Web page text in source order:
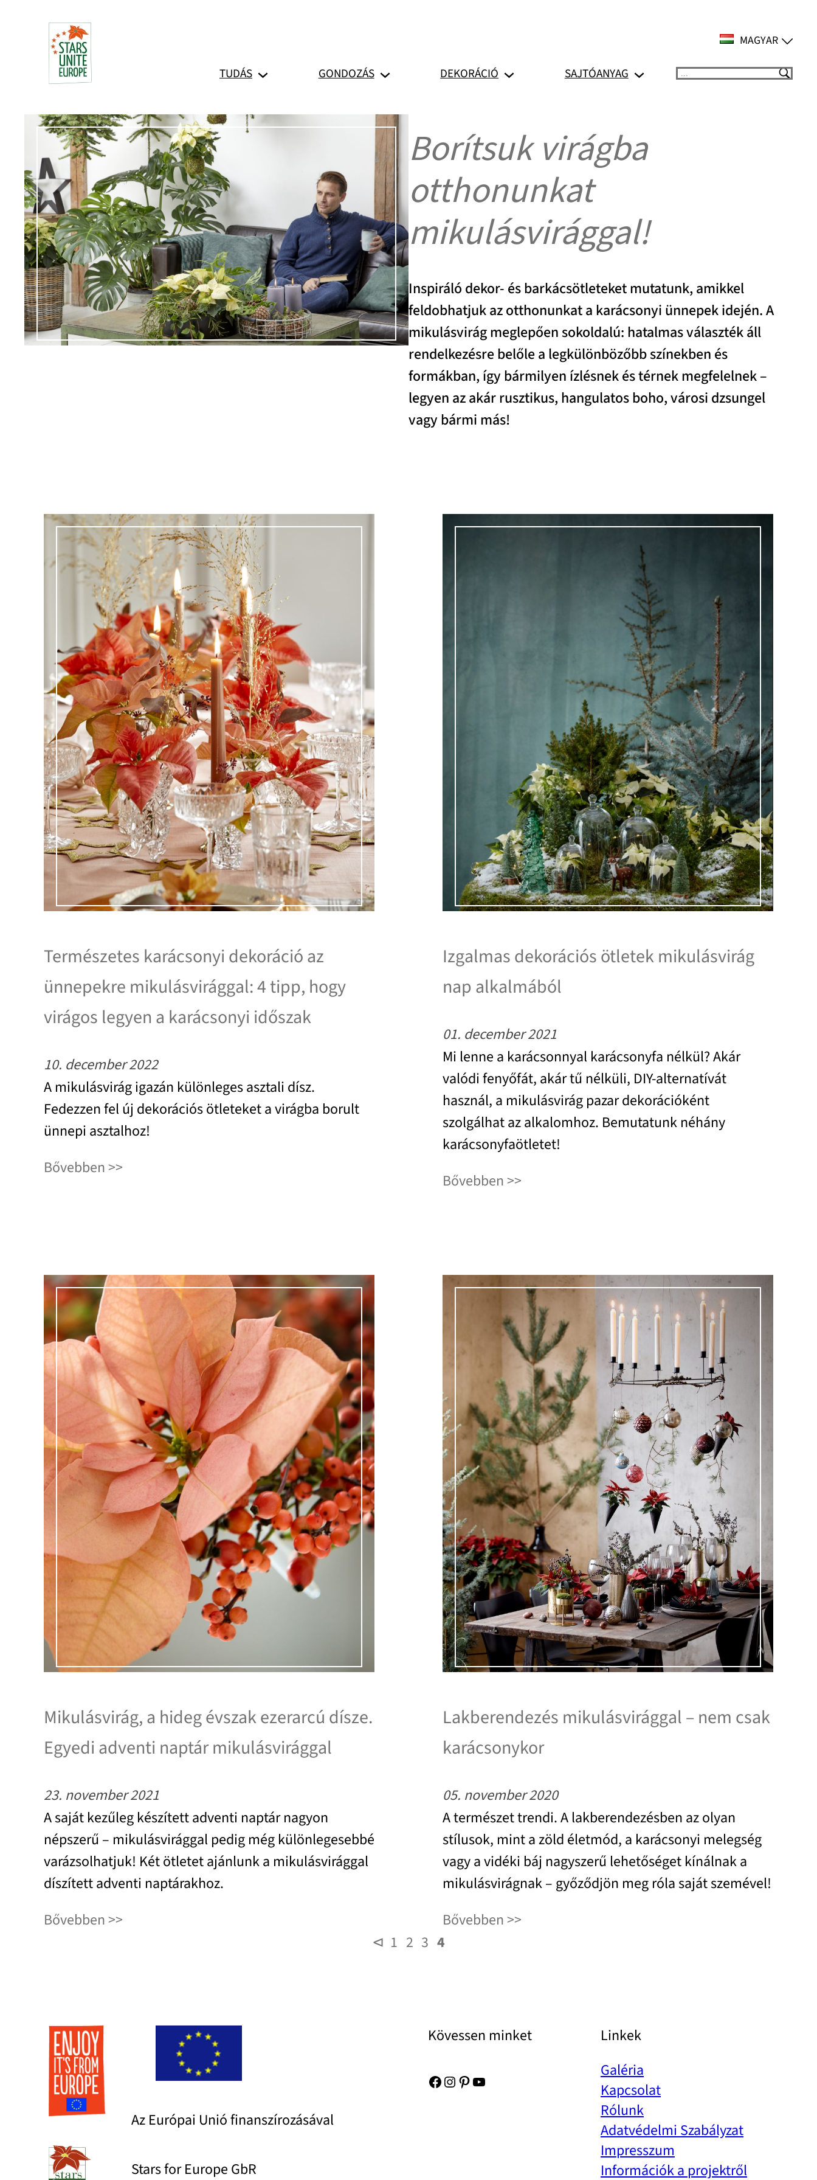
tartalomhoz
MAGYAR
TUDÁS GONDOZÁS DEKORÁCIÓ SAJTÓANYAG Suchen
Borítsuk virágba
otthonunkat
mikulásvirággal!
Inspiráló dekor- és barkácsötleteket mutatunk, amikkel
feldobhatjuk az otthonunkat a karácsonyi ünnepek idején. A
mikulásvirág meglepően sokoldalú: hatalmas választék áll
rendelkezésre belőle a legkülönbözőbb színekben és
formákban, így bármilyen ízlésnek és térnek megfelelnek –
legyen az akár rusztikus, hangulatos boho, városi dzsungel
vagy bármi más!
Természetes karácsonyi dekoráció az
ünnepekre mikulásvirággal: 4 tipp, hogy
virágos legyen a karácsonyi időszak
10. december 2022
A mikulásvirág igazán különleges asztali dísz.
Fedezzen fel új dekorációs ötleteket a virágba borult
ünnepi asztalhoz!
Bővebben
Izgalmas dekorációs ötletek mikulásvirág
nap alkalmából
01. december 2021
Mi lenne a karácsonnyal karácsonyfa nélkül? Akár
valódi fenyőfát, akár tű nélküli, DIY-alternatívát
használ, a mikulásvirág pazar dekorációként
szolgálhat az alkalomhoz. Bemutatunk néhány
karácsonyfaötletet!
Bővebben
Mikulásvirág, a hideg évszak ezerarcú dísze.
Egyedi adventi naptár mikulásvirággal
23. november 2021
A saját kezűleg készített adventi naptár nagyon
népszerű – mikulásvirággal pedig még különlegesebbé
varázsolhatjuk! Két ötletet ajánlunk a mikulásvirággal
díszített adventi naptárakhoz.
Bővebben
Lakberendezés mikulásvirággal – nem csak
karácsonykor
05. november 2020
A természet trendi. A lakberendezésben az olyan
stílusok, mint a zöld életmód, a karácsonyi melegség
vagy a vidéki báj nagyszerű lehetőséget kínálnak a
mikulásvirágnak – győződjön meg róla saját szemével!
Bővebben
⊲ 1 2 3 4
Az Európai Unió finanszírozásával
Stars for Europe GbR
Kövessen minket
Facebook Instagram Pinterest YouTube
Linkek
Galéria
Kapcsolat
Rólunk
Adatvédelmi Szabályzat
Impresszum
Információk a projektről